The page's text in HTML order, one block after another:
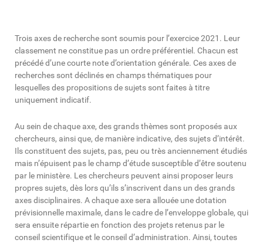
Trois axes de recherche sont soumis pour l’exercice 2021. Leur
classement ne constitue pas un ordre préférentiel. Chacun est
précédé d’une courte note d’orientation générale. Ces axes de
recherches sont déclinés en champs thématiques pour
lesquelles des propositions de sujets sont faites à titre
uniquement indicatif.
Au sein de chaque axe, des grands thèmes sont proposés aux
chercheurs, ainsi que, de manière indicative, des sujets d’intérêt.
Ils constituent des sujets, pas, peu ou très anciennement étudiés
mais n’épuisent pas le champ d’étude susceptible d’être soutenu
par le ministère. Les chercheurs peuvent ainsi proposer leurs
propres sujets, dès lors qu’ils s’inscrivent dans un des grands
axes disciplinaires. A chaque axe sera allouée une dotation
prévisionnelle maximale, dans le cadre de l’enveloppe globale, qui
sera ensuite répartie en fonction des projets retenus par le
conseil scientifique et le conseil d’administration. Ainsi, toutes